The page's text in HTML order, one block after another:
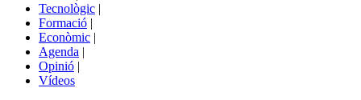
Tecnològic |
Formació |
Econòmic |
Agenda |
Opinió |
Vídeos